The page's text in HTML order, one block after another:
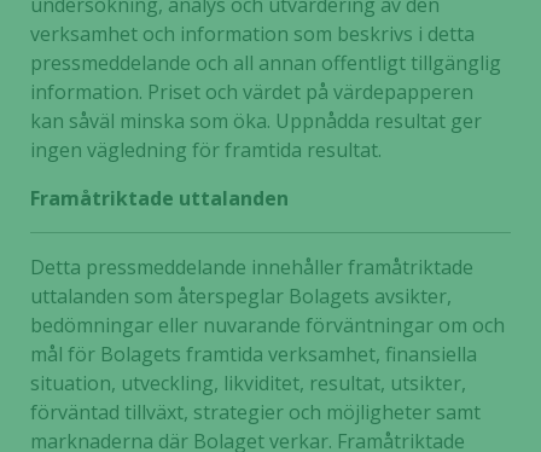
verksamhet och information som beskrivs i detta
pressmeddelande och all annan offentligt tillgänglig
information. Priset och värdet på värdepapperen
kan såväl minska som öka. Uppnådda resultat ger
ingen vägledning för framtida resultat.
Framåtriktade uttalanden
Detta pressmeddelande innehåller framåtriktade
uttalanden som återspeglar Bolagets avsikter,
bedömningar eller nuvarande förväntningar om och
mål för Bolagets framtida verksamhet, finansiella
situation, utveckling, likviditet, resultat, utsikter,
förväntad tillväxt, strategier och möjligheter samt
marknaderna där Bolaget verkar. Framåtriktade